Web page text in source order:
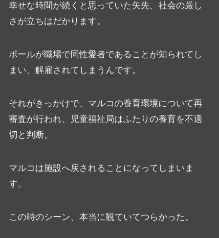
幸せな時間が続くと思っていた矢先、社会の厳し
さが立ちはだかります。
ポールが職場で同性愛者であることが知られてし
まい、解雇されてしまうんです。
それがきっかけで、マルコの養育環境について再
審査が行われ、児童福祉局はふたりの養育を不適
切と判断。
マルコは施設へ戻されることになってしまいま
す。
この時のシーン、本当に観ていてつらかった。